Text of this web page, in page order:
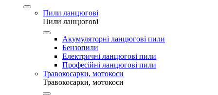
Пили ланцюгові
Пили ланцюгові
Акумуляторні ланцюгові пили
Бензопили
Електричні ланцюгові пили
Професійні ланцюгові пили
Травокосарки, мотокоси
Травокосарки, мотокоси